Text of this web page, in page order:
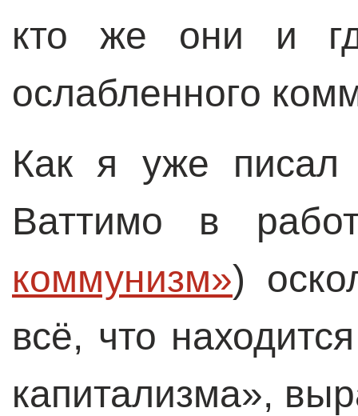
кто же они и
ослабленного
Как я уже писал
Ваттимо в
коммунизм»)
всё, что
капитализма»,